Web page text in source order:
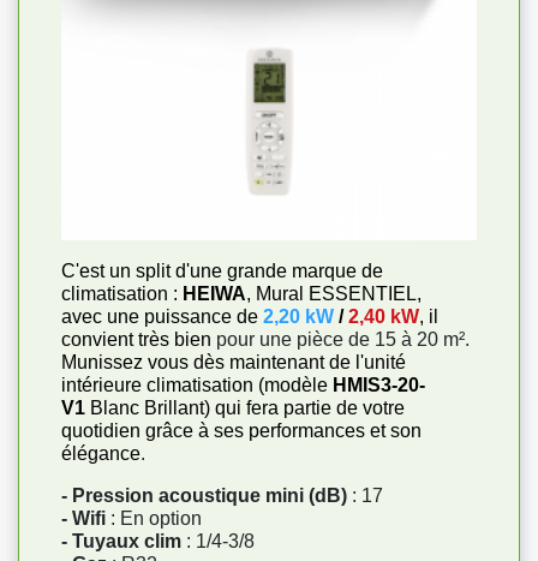
C'est un split d'une grande marque de
climatisation : HEIWA, Mural ESSENTIEL,
avec une puissance de 2,20 kW /2,40 kW, il
convient très bien pour une pièce de 15 à 20 m².
Munissez vous dès maintenant de l'unité
intérieure climatisation (modèle HMIS3-20-
V1 Blanc Brillant) qui fera partie de votre
quotidien grâce à ses performances et son
élégance.
- Pression acoustique mini (dB) : 17
- Wifi : En option
- Tuyaux clim : 1/4-3/8